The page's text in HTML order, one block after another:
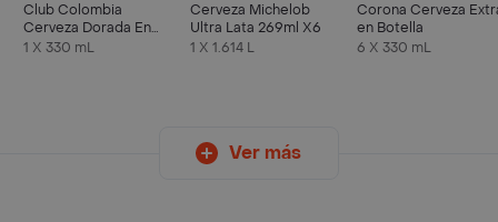
Club Colombia
Cerveza Dorada En
Lata 330 ML X6 Unds
1 X 330 mL
Cerveza Michelob
Ultra Lata 269ml X6
1 X 1.614 L
Corona Cerveza
en Botella
6 X 330 mL
Ver más